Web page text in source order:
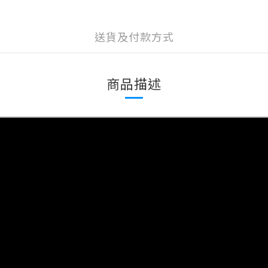
送貨及付款方式
商品描述